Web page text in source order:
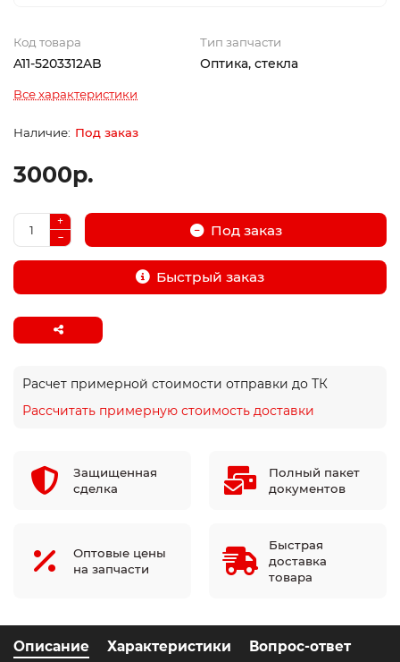
Код товара
A11-5203312AB
Тип запчасти
Оптика, стекла
Все характеристики
Под заказ
3000р.
Под заказ
Быстрый заказ
Расчет примерной стоимости отправки до ТК
Рассчитать примерную стоимость доставки
Защищенная
сделка
Полный пакет
документов
Оптовые цены
на запчасти
Быстрая
доставка
товара
Описание Характеристики Вопрос-ответ